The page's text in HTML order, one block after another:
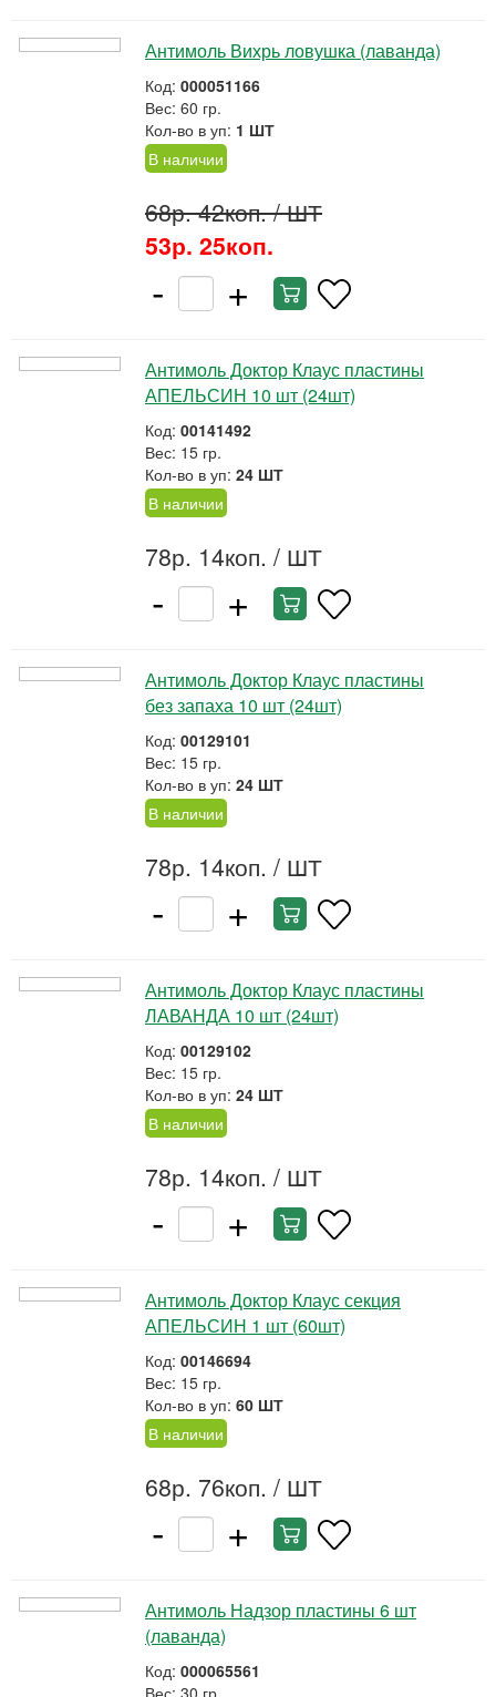
Антимоль Вихрь ловушка (лаванда)
Код: 000051166
Вес: 60 гр.
Кол-во в уп: 1 ШТ
В наличии
68р. 42коп./ ШТ
53р. 25коп.
- +
Антимоль Доктор Клаус пластины
АПЕЛЬСИН 10 шт (24шт)
Код: 00141492
Вес: 15 гр.
Кол-во в уп: 24 ШТ
В наличии
78р. 14коп. / ШТ
- +
Антимоль Доктор Клаус пластины
без запаха 10 шт (24шт)
Код: 00129101
Вес: 15 гр.
Кол-во в уп: 24 ШТ
В наличии
78р. 14коп. / ШТ
- +
Антимоль Доктор Клаус пластины
ЛАВАНДА 10 шт (24шт)
Код: 00129102
Вес: 15 гр.
Кол-во в уп: 24 ШТ
В наличии
78р. 14коп. / ШТ
- +
Антимоль Доктор Клаус секция
АПЕЛЬСИН 1 шт (60шт)
Код: 00146694
Вес: 15 гр.
Кол-во в уп: 60 ШТ
В наличии
68р. 76коп. / ШТ
- +
Антимоль Надзор пластины 6 шт
(лаванда)
Код: 000065561
Вес: 30 гр.